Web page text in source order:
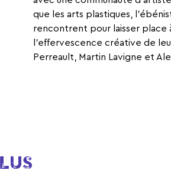
que les arts plastiques,
rencontrent pour laisser place
l’effervescence créative de
Perreault, Martin Lavigne et